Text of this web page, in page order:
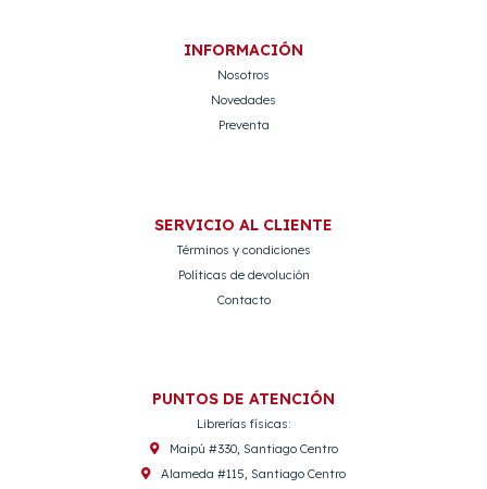
INFORMACIÓN
Nosotros
Novedades
Preventa
SERVICIO AL CLIENTE
Términos y condiciones
Políticas de devolución
Contacto
PUNTOS DE ATENCIÓN
Librerías físicas:
Maipú #330, Santiago Centro
Alameda #115, Santiago Centro